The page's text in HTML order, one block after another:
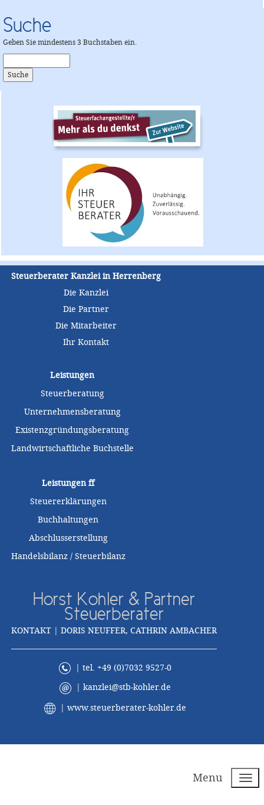
Suche
Geben Sie mindestens 3 Buchstaben ein.
Steuerberater Kanzlei in Herrenberg
Die Kanzlei
Die Partner
Die Mitarbeiter
Ihr Kontakt
Leistungen
Steuerberatung
Unternehmensberatung
Existenzgründungsberatung
Landwirtschaftliche Buchstelle
Leistungenff
Steuererklärungen
Buchhaltungen
Abschlusserstellung
Handelsbilanz / Steuerbilanz
Horst Kohler & Partner
Steuerberater
KONTAKT | DORIS NEUFFER, CATHRIN AMBACHER
| tel. +49 (0)7032 9527-0
| kanzlei@stb-kohler.de
|www.steuerberater-kohler.de
Menu